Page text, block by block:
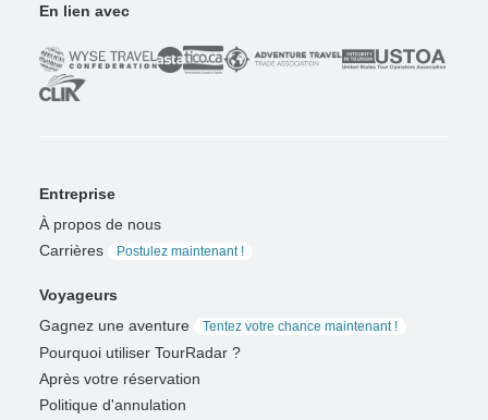
En lien avec
Entreprise
À propos de nous
Carrières
Postulez maintenant !
Voyageurs
Gagnez une aventure
Tentez votre chance maintenant !
Pourquoi utiliser TourRadar ?
Après votre réservation
Politique d'annulation